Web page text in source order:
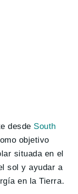
desde South
objetivo
situada en el
sol y ayudar a
en la Tierra.